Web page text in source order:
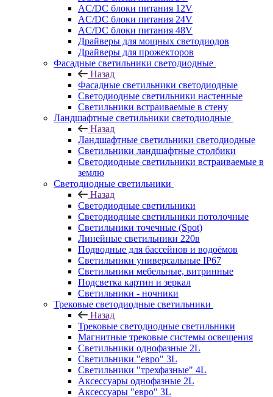
AC/DC блоки питания 12V
AC/DC блоки питания 24V
AC/DC блоки питания 48V
Драйверы для мощных светодиодов
Драйверы для прожекторов
Фасадные светильники светодиодные
Назад
Фасадные светильники светодиодные
Светодиодные светильники настенные
Светильники встраиваемые в стену
Ландшафтные светильники светодиодные
Назад
Ландшафтные светильники светодиодные
Светильники ландшафтные столбики
Светодиодные светильники встраиваемые в
землю
Светодиодные светильники
Назад
Светодиодные светильники
Светодиодные светильники потолочные
Светильники точечные (Spot)
Линейные светильники 220в
Подводные для бассейнов и водоёмов
Светильники универсальные IP67
Светильники мебельные, витринные
Подсветка картин и зеркал
Светильники - ночники
Трековые светодиодные светильники
Назад
Трековые светодиодные светильники
Магнитные трековые системы освещения
Светильники однофазные 2L
Светильники "евро" 3L
Светильники "трехфазные" 4L
Аксессуары однофазные 2L
Аксессуары "евро" 3L